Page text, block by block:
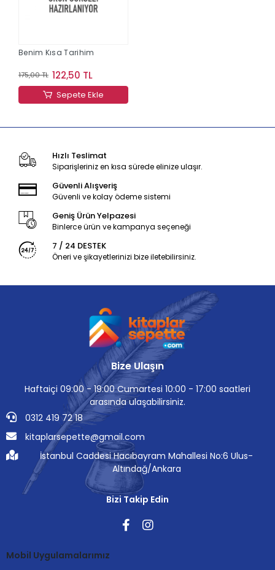
Benim Kısa Tarihim
175,00 TL 122,50 TL
Sepete Ekle
Hızlı Teslimat
Siparişleriniz en kısa sürede elinize ulaşır.
Güvenli Alışveriş
Güvenli ve kolay ödeme sistemi
Geniş Ürün Yelpazesi
Binlerce ürün ve kampanya seçeneği
7 / 24 DESTEK
Öneri ve şikayetlerinizi bize iletebilirsiniz.
Bize Ulaşın
Haftaiçi 09:00 - 19:00 Cumartesi 10:00 - 17:00 saatleri
arasında ulaşabilirsiniz.
0312 419 72 18
kitaplarsepette@gmail.com
İstanbul Caddesi Hacıbayram Mahallesi No:6 Ulus-
Altındağ/Ankara
Bizi Takip Edin
Mobil Uygulamalarımız